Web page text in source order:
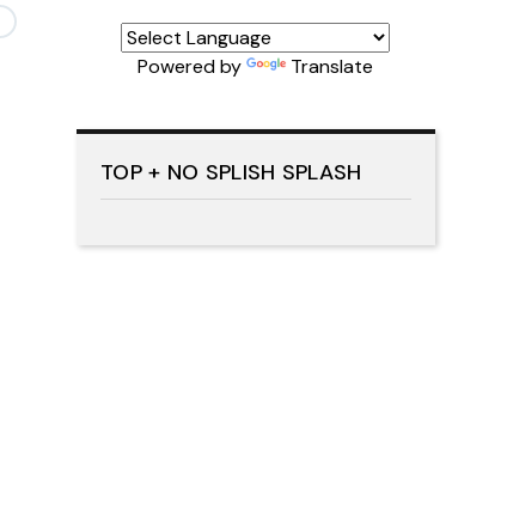
Powered by Translate
TOP + NO SPLISH SPLASH